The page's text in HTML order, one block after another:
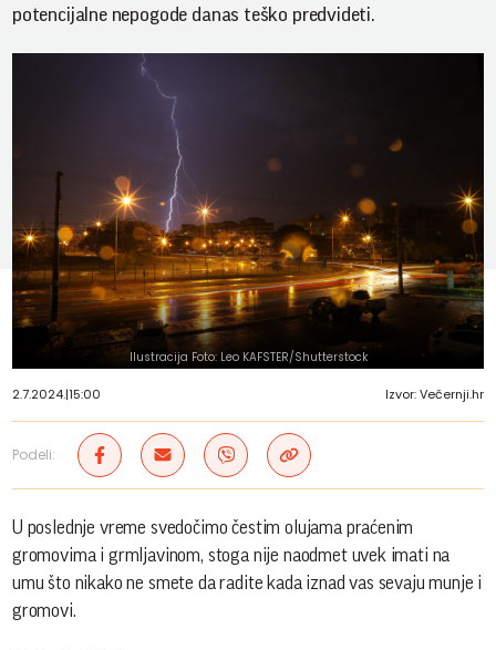
potencijalne nepogode danas teško predvideti.
Ilustracija Foto: Leo KAFSTER/Shutterstock
2.7.2024.|15:00 Izvor: Večernji.hr
Podeli:
U poslednje vreme svedočimo čestim olujama praćenim
gromovima i grmljavinom, stoga nije naodmet uvek imati na
umu što nikako ne smete da radite kada iznad vas sevaju munje i
gromovi.